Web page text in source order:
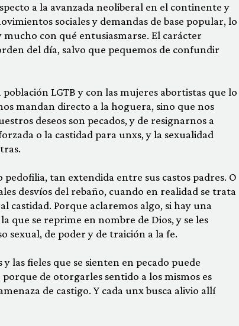
a la avanzada neoliberal en el continente y
sociales y demandas de base popular, lo
con qué entusiasmarse. El carácter
del día, salvo que pequemos de confundir
LGTB y con las mujeres abortistas que lo
mandan directo a la hoguera, sino que nos
deseos son pecados, y de resignarnos a
o la castidad para unxs, y la sexualidad
tan extendida entre sus castos padres. O
desvíos del rebaño, cuando en realidad se trata
castidad. Porque aclaremos algo, si hay una
que se reprime en nombre de Dios, y se les
sexual, de poder y de traición a la fe.
las fieles que se sienten en pecado puede
de otorgarles sentido a los mismos es
de castigo. Y cada unx busca alivio allí